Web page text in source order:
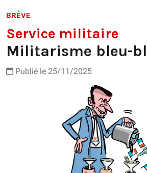
BRÈVE
Service militaire
Militarisme bleu-
Publié le 25/11/2025